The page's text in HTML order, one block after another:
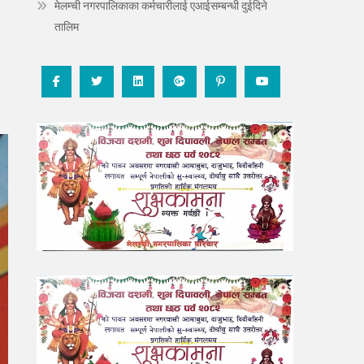
मेलम्ची नगरपालिकाका कर्मचारीलाई एआईसम्बन्धी दुईदिने
तालिम